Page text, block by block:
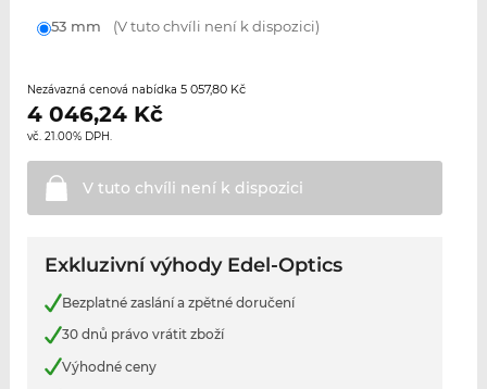
53 mm (V tuto chvíli není k dispozici)
Nezávazná cenová nabídka 5 057,80 Kč
4 046,24Kč
vč. 21.00% DPH.
V tuto chvíli není k dispozici
Exkluzivní výhody Edel-Optics
Bezplatné zaslání a zpětné doručení
30 dnů právo vrátit zboží
Výhodné ceny